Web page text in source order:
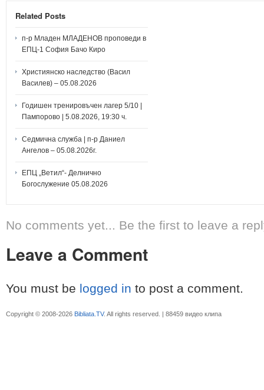
Related Posts
п-р Младен МЛАДЕНОВ проповеди в
ЕПЦ-1 София Бачо Киро
Християнско наследство (Васил
Василев) – 05.08.2026
Годишен тренировъчен лагер 5/10 |
Пампорово | 5.08.2026, 19:30 ч.
Седмична служба | п-р Даниел
Ангелов – 05.08.2026г.
ЕПЦ „Ветил“- Делнично
Богослужение 05.08.2026
No comments yet... Be the first to leave a
Leave a Comment
You must be logged in to post a comment.
Copyright © 2008-2026 Bibliata.TV. All rights reserved. | 88459 видео клипа